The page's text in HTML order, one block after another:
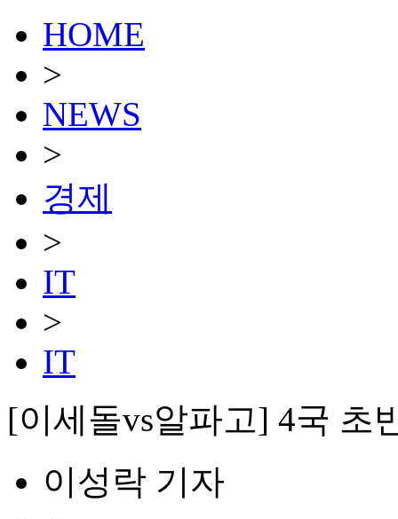
HOME
>
NEWS
>
경제
>
IT
>
IT
[이세돌vs알파고] 4국 초
이성락 기자